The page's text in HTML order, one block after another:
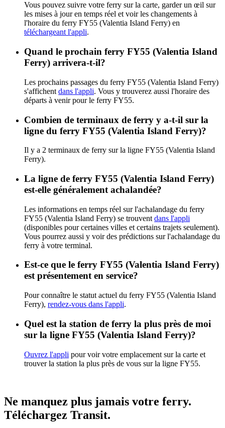
Vous pouvez suivre votre ferry sur la carte, garder un œil sur
les mises à jour en temps réel et voir les changements à
l'horaire du ferry FY55 (Valentia Island Ferry) en
téléchargeant l'appli.
Quand le prochain ferry FY55 (Valentia Island
Ferry) arrivera-t-il?
Les prochains passages du ferry FY55 (Valentia Island Ferry)
s'affichent dans l'appli. Vous y trouverez aussi l'horaire des
départs à venir pour le ferry FY55.
Combien de terminaux de ferry y a-t-il sur la
ligne du ferry FY55 (Valentia Island Ferry)?
Il y a 2 terminaux de ferry sur la ligne FY55 (Valentia Island
Ferry).
La ligne de ferry FY55 (Valentia Island Ferry)
est-elle généralement achalandée?
Les informations en temps réel sur l'achalandage du ferry
FY55 (Valentia Island Ferry) se trouvent dans l'appli
(disponibles pour certaines villes et certains trajets seulement).
Vous pourrez aussi y voir des prédictions sur l'achalandage du
ferry à votre terminal.
Est-ce que le ferry FY55 (Valentia Island Ferry)
est présentement en service?
Pour connaître le statut actuel du ferry FY55 (Valentia Island
Ferry), rendez-vous dans l'appli.
Quel est la station de ferry la plus près de moi
sur la ligne FY55 (Valentia Island Ferry)?
Ouvrez l'appli pour voir votre emplacement sur la carte et
trouver la station la plus près de vous sur la ligne FY55.
Ne manquez plus jamais votre ferry.
Téléchargez Transit.